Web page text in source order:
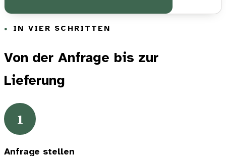
IN VIER SCHRITTEN
Von der Anfrage bis zur
Lieferung
1
Anfrage stellen